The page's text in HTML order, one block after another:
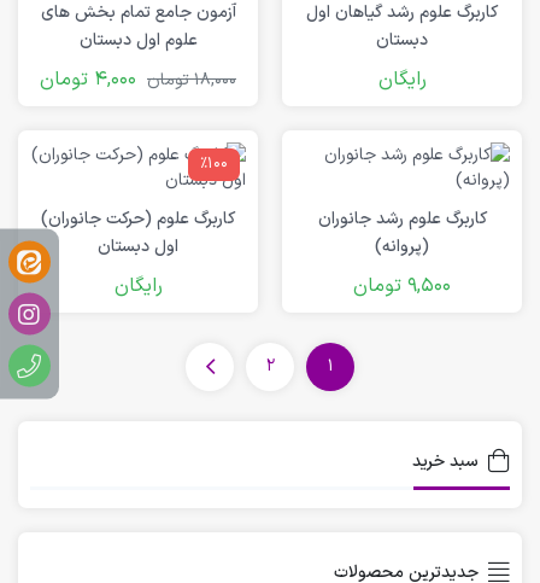
کاربرگ علوم رشد گیاهان اول
دبستان
رایگان
آزمون جامع تمام بخش های
علوم اول دبستان
18,000تومان 4,000 تومان
کاربرگ علوم رشد جانوران
(پروانه)
9,500 تومان
٪100
کاربرگ علوم (حرکت جانوران)
اول دبستان
رایگان
1
2
سبد خرید
جدیدترین محصولات